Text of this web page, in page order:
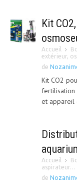
Kit
Accueil
extérieur,
de
Kit CO2
fertilisation
et appareil
Accueil
aspirateur…
de